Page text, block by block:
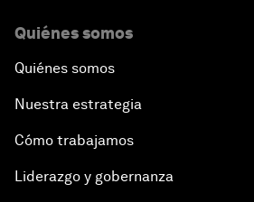
Quiénes somos
Quiénes somos
Nuestra estrategia
Cómo trabajamos
Liderazgo y gobernanza